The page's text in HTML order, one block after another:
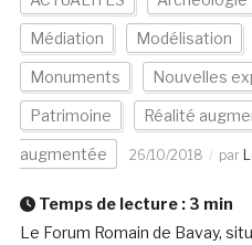
Médiation Modélisation
Monuments Nouvelles
Patrimoine Réalité
augmentée 26/10/2018 par
Temps de lecture : 3 min
Le Forum Romain de Bavay,